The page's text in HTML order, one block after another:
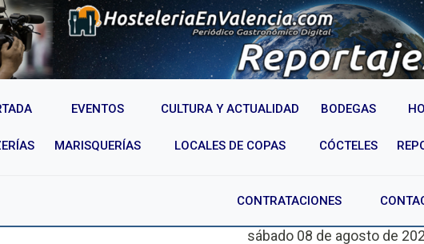
EVENTOS CULTURA Y ACTUALIDAD BODEGAS
MARISQUERÍAS LOCALES DE COPAS CÓCTELES
CONTRATACIONES
sábado 08 de agosto de